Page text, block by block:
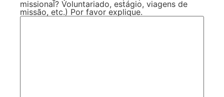
missional? Voluntariado, estágio, viagens de
missão, etc.) Por favor explique.